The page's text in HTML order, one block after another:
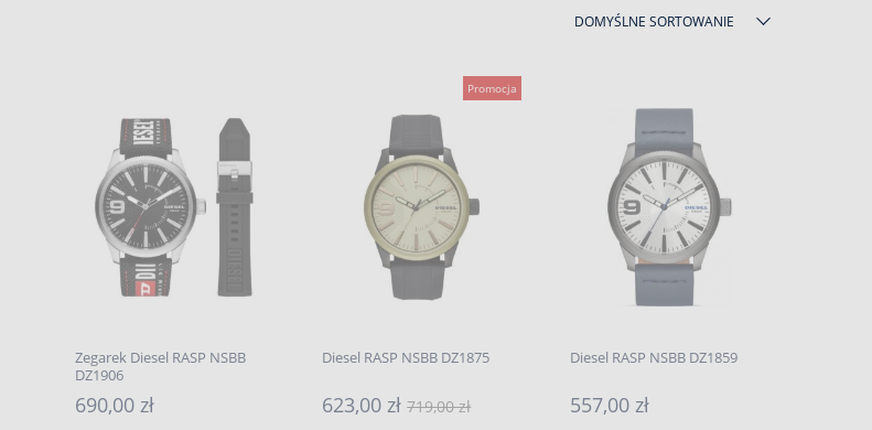
DOMYŚLNE SORTOWANIE
Zegarek Diesel RASP NSBB
DZ1906
690,00 zł
Promocja
Diesel RASP NSBB DZ1875
623,00 zł719,00 zł
Diesel RASP NSBB DZ1859
557,00 zł